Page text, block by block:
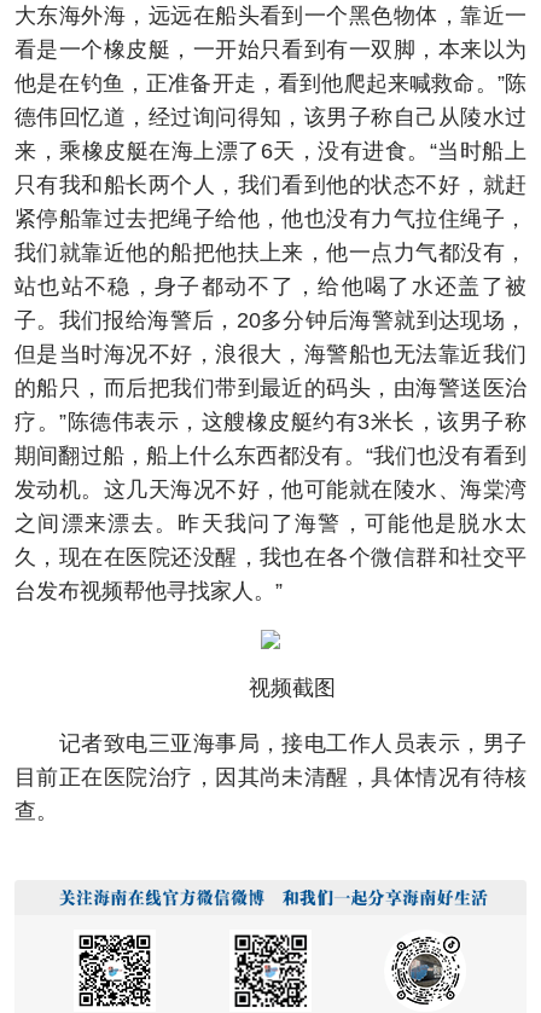
大东海外海，远远在船头看到一个黑色物体，靠近一
看是一个橡皮艇，一开始只看到有一双脚，本来以为
他是在钓鱼，正准备开走，看到他爬起来喊救命。”陈
德伟回忆道，经过询问得知，该男子称自己从陵水过
来，乘橡皮艇在海上漂了6天，没有进食。“当时船上
只有我和船长两个人，我们看到他的状态不好，就赶
紧停船靠过去把绳子给他，他也没有力气拉住绳子，
我们就靠近他的船把他扶上来，他一点力气都没有，
站也站不稳，身子都动不了，给他喝了水还盖了被
子。我们报给海警后，20多分钟后海警就到达现场，
但是当时海况不好，浪很大，海警船也无法靠近我们
的船只，而后把我们带到最近的码头，由海警送医治
疗。”陈德伟表示，这艘橡皮艇约有3米长，该男子称
期间翻过船，船上什么东西都没有。“我们也没有看到
发动机。这几天海况不好，他可能就在陵水、海棠湾
之间漂来漂去。昨天我问了海警，可能他是脱水太
久，现在在医院还没醒，我也在各个微信群和社交平
台发布视频帮他寻找家人。”
视频截图
记者致电三亚海事局，接电工作人员表示，男子
目前正在医院治疗，因其尚未清醒，具体情况有待核
查。